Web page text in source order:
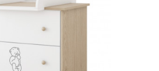
UPOREDI